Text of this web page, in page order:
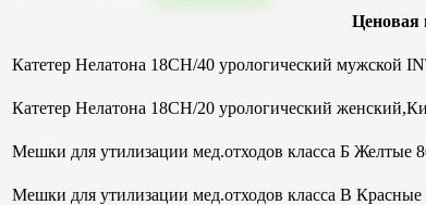
Ценовая
Катетер Нелатона 18CH/40 урологический мужской
Катетер Нелатона 18CH/20 урологический
Мешки для утилизации мед.отходов класса Б
Мешки для утилизации мед.отходов класса В